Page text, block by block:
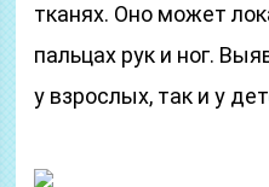
тканях. Оно может
пальцах рук и ног.
у взрослых, так и у